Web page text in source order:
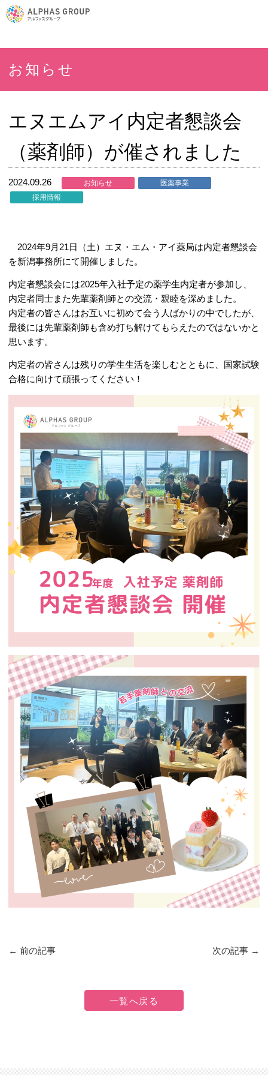
お知らせ
エヌエムアイ内定者懇談会
（薬剤師）が催されました
2024.09.26 お知らせ
医薬事業
採用情報
2024年9月21日（土）エヌ・エム・アイ薬局は内定者懇談会
を新潟事務所にて開催しました。
内定者懇談会には2025年入社予定の薬学生内定者が参加し、
内定者同士また先輩薬剤師との交流・親睦を深めました。
内定者の皆さんはお互いに初めて会う人ばかりの中でしたが、
最後には先輩薬剤師も含め打ち解けてもらえたのではないかと
思います。
内定者の皆さんは残りの学生生活を楽しむとともに、国家試験
合格に向けて頑張ってください！
← 前の記事 次の記事 →
一覧へ戻る